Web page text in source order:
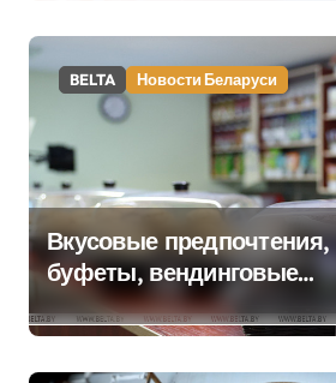
BELTA Новости Беларуси
Вкусовые предпочтения,
буфеты, вендинговые
аппараты.
изменениях в школьном
питании